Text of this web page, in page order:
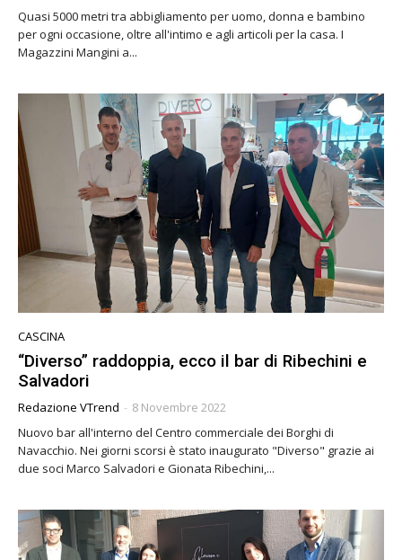
Quasi 5000 metri tra abbigliamento per uomo, donna e bambino
per ogni occasione, oltre all'intimo e agli articoli per la casa. I
Magazzini Mangini a...
CASCINA
“Diverso” raddoppia, ecco il bar di Ribechini e
Salvadori
Redazione VTrend - 8 Novembre 2022
Nuovo bar all'interno del Centro commerciale dei Borghi di
Navacchio. Nei giorni scorsi è stato inaugurato "Diverso" grazie ai
due soci Marco Salvadori e Gionata Ribechini,...